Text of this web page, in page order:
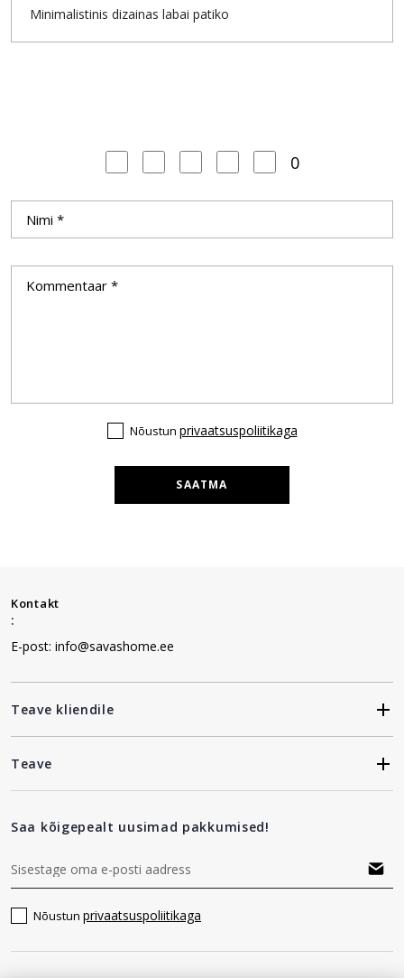
Minimalistinis dizainas labai patiko
0
Nõustun privaatsuspoliitikaga
SAATMA
Kontakt
:
E-post: info@savashome.ee
Teave kliendile
Teave
Saa kõigepealt uusimad pakkumised!
Nõustun privaatsuspoliitikaga